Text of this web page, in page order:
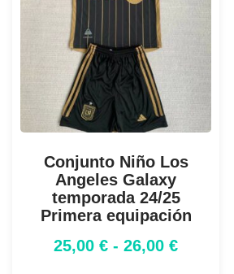
Conjunto Niño Los
Angeles Galaxy
temporada 24/25
Primera equipación
25,00 € - 26,00 €